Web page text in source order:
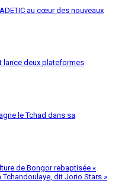
au cœur des nouveaux
lance deux plateformes
le Tchad dans sa
de Bongor rebaptisée «
dit Jorio Stars »